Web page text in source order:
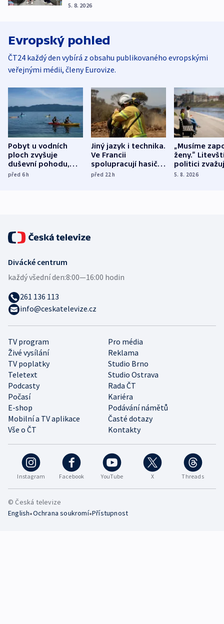
5. 8. 2026
Evropský pohled
ČT24 každý den vybírá z obsahu publikovaného evropskými
veřejnými médii, členy Eurovize.
Pobyt u vodních
ploch zvyšuje
duševní pohodu,
ukázala
před 6h
Jiný jazyk i technika.
Ve Francii
spolupracují hasiči z
různých zemí
před 22h
„Musíme
ženy.“
politici
dohodu o
5. 8. 2026
Instagram Facebook YouTube X Threads
TV program
Pro média
Živé vysílání
Reklama
TV poplatky
Studio Brno
Teletext
Studio Ostrava
Podcasty
Rada ČT
Počasí
Kariéra
E-shop
Podávání námětů
Mobilní a TV aplikace
Časté dotazy
Vše o ČT
Kontakty
Divácké centrum
každý všední den:8:00—16:00 hodin
261 136 113
info@ceskatelevize.cz
© Česká televize
English•Ochrana soukromí•Přístupnost